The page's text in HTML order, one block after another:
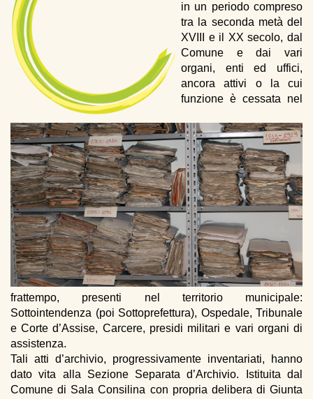
in un periodo compreso
tra la seconda metà del
XVIII e il XX secolo, dal
Comune e dai vari
organi, enti ed uffici,
ancora attivi o la cui
funzione è cessata nel
frattempo, presenti nel territorio municipale:
Sottointendenza (poi Sottoprefettura), Ospedale, Tribunale
e Corte d’Assise, Carcere, presidi militari e vari organi di
assistenza.
Tali atti d’archivio, progressivamente inventariati, hanno
dato vita alla Sezione Separata d’Archivio. Istituita dal
Comune di Sala Consilina con propria delibera di Giunta